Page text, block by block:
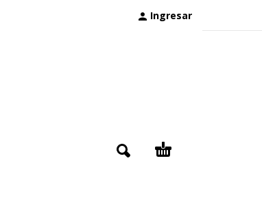
Ingresar